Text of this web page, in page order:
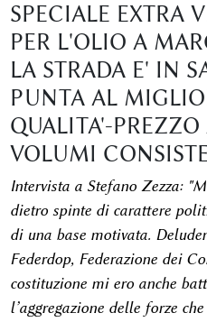
SPECIALE EXTRA
PER L'OLIO A
LA STRADA E' IN
PUNTA AL
QUALITA'-
VOLUMI
Intervista a Stefano Zezza:
dietro spinte di carattere
di una base motivata.
Federdop, Federazione dei
costituzione mi ero anche
l’aggregazione delle forze